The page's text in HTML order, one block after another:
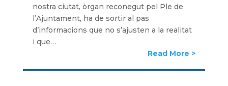
nostra ciutat, òrgan reconegut pel Ple de
l’Ajuntament, ha de sortir al pas
d’informacions que no s’ajusten a la realitat
i que…
Read More